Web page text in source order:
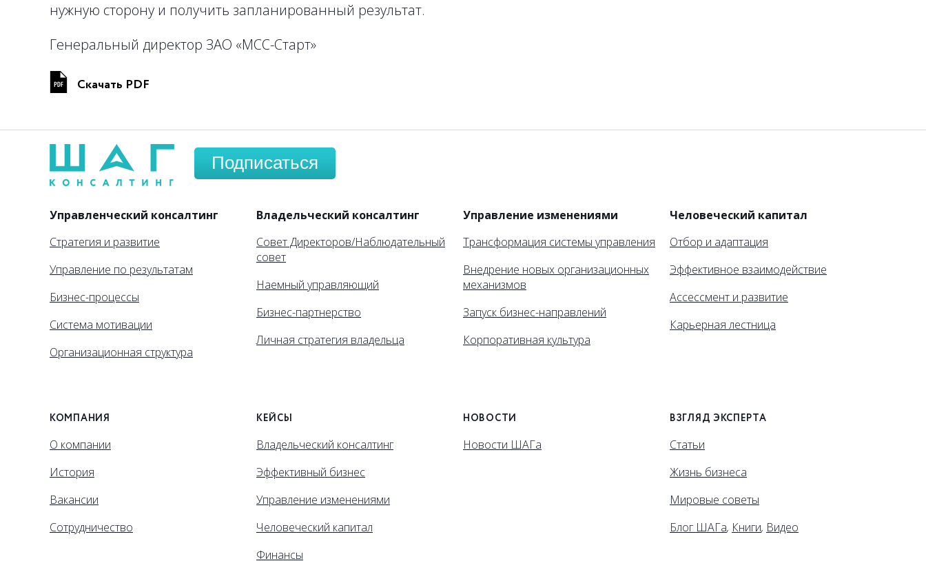
нужную сторону и получить запланированный результат.
Генеральный директор ЗАО «МСС-Старт»
Скачать PDF
Подписаться
Управленческий консалтинг
Стратегия и развитие
Управление по результатам
Бизнес-процессы
Система мотивации
Организационная структура
Владельческий консалтинг
Совет Директоров/Наблюдательный
совет
Наемный управляющий
Бизнес-партнерство
Личная стратегия владельца
Управление изменениями
Трансформация системы управления
Внедрение новых организационных
механизмов
Запуск бизнес-направлений
Корпоративная культура
Человеческий капитал
Отбор и адаптация
Эффективное взаимодействие
Ассессмент и развитие
Карьерная лестница
КОМПАНИЯ
О компании
История
Вакансии
Сотрудничество
КЕЙСЫ
Владельческий консалтинг
Эффективный бизнес
Управление изменениями
Человеческий капитал
Финансы
НОВОСТИ
Новости ШАГа
ВЗГЛЯД ЭКСПЕРТА
Статьи
Жизнь бизнеса
Мировые советы
Блог ШАГа, Книги, Видео